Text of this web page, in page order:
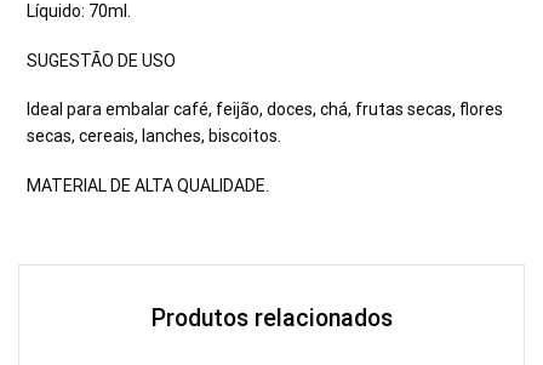
Líquido: 70ml.
SUGESTÃO DE USO
Ideal para embalar café, feijão, doces, chá, frutas secas, flores
secas, cereais, lanches, biscoitos.
MATERIAL DE ALTA QUALIDADE.
Produtos relacionados